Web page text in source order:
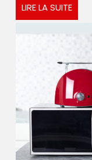
LIRE LA SUITELIRE
LA